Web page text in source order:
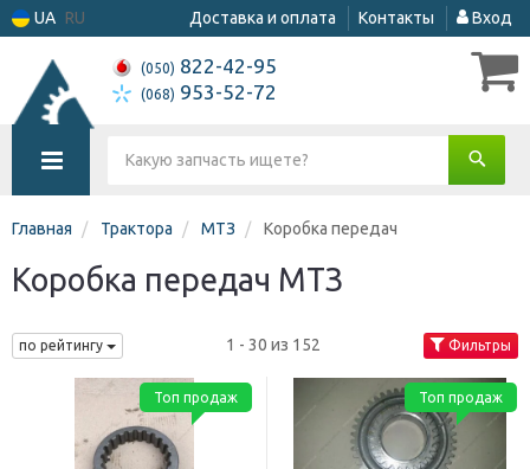
UA RU Доставка и оплата Контакты Вход
(050) 822-42-95
(068) 953-52-72
Главная Трактора МТЗ Коробка передач
Коробка передач МТЗ
по рейтингу 1 - 30 из 152 Фильтры
Топ продаж Топ продаж